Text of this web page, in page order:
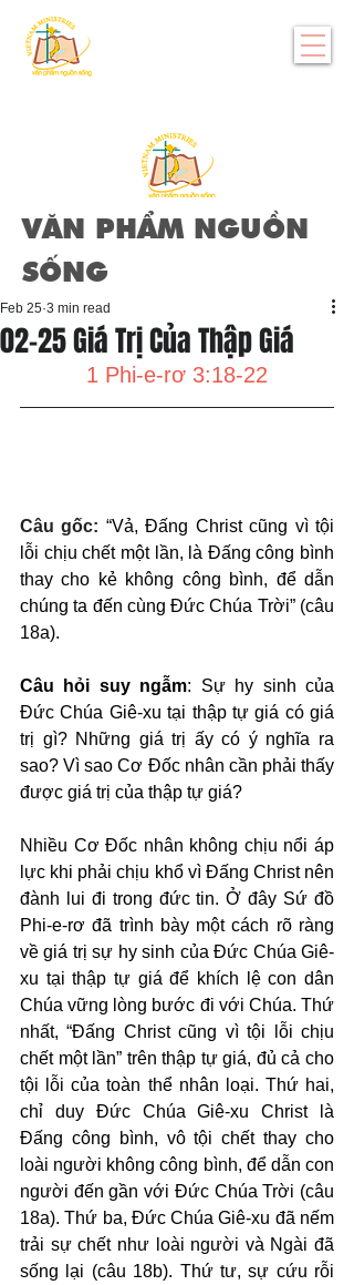
VĂN PHẨM NGUỒN
SỐNG
02-25 Giá Trị Của Thập Giá
Feb 25 3 min read
1 Phi-e-rơ 3:18-22
Câu gốc: “Vả, Đấng Christ cũng vì tội
lỗi chịu chết một lần, là Đấng công bình
thay cho kẻ không công bình, để dẫn
chúng ta đến cùng Đức Chúa Trời” (câu
18a).
Câu hỏi suy ngẫm: Sự hy sinh của
Đức Chúa Giê-xu tại thập tự giá có giá
trị gì? Những giá trị ấy có ý nghĩa ra
sao? Vì sao Cơ Đốc nhân cần phải thấy
được giá trị của thập tự giá?
Nhiều Cơ Đốc nhân không chịu nổi áp
lực khi phải chịu khổ vì Đấng Christ nên
đành lui đi trong đức tin. Ở đây Sứ đồ
Phi-e-rơ đã trình bày một cách rõ ràng
về giá trị sự hy sinh của Đức Chúa Giê-
xu tại thập tự giá để khích lệ con dân
Chúa vững lòng bước đi với Chúa. Thứ
nhất, “Đấng Christ cũng vì tội lỗi chịu
chết một lần” trên thập tự giá, đủ cả cho
tội lỗi của toàn thể nhân loại. Thứ hai,
chỉ duy Đức Chúa Giê-xu Christ là
Đấng công bình, vô tội chết thay cho
loài người không công bình, để dẫn con
người đến gần với Đức Chúa Trời (câu
18a). Thứ ba, Đức Chúa Giê-xu đã nếm
trải sự chết như loài người và Ngài đã
sống lại (câu 18b). Thứ tư, sự cứu rỗi